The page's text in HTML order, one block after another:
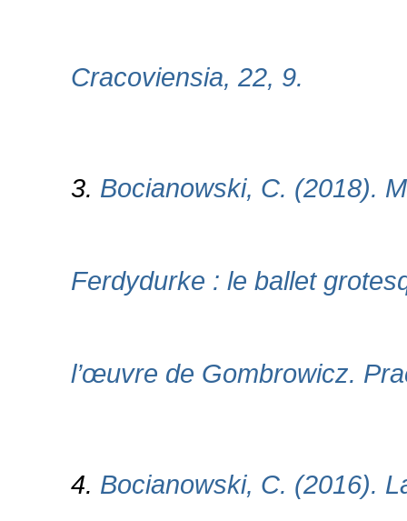
Cracoviensia, 22, 9.
3. Bocianowski, C. (2018).
Ferdydurke : le ballet
l’œuvre de Gombrowicz.
4. Bocianowski, C. (2016).